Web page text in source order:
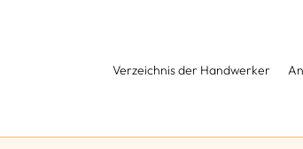
Verzeichnis der Handwerker